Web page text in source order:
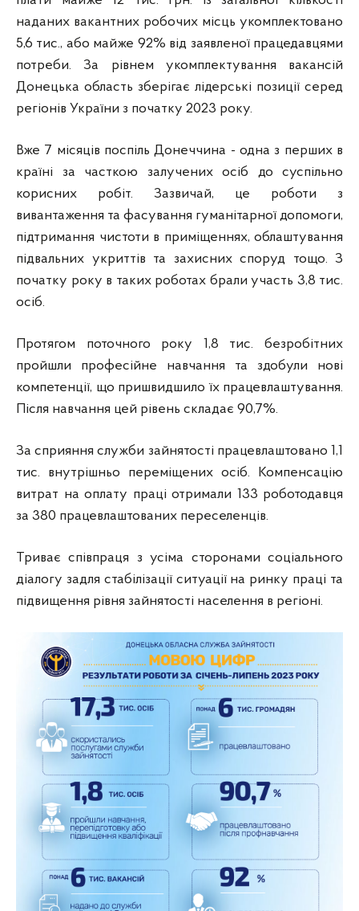
наданих вакантних робочих місць укомплектовано
5,6 тис., або майже 92% від заявленої працедавцями
потреби. За рівнем укомплектування вакансій
Донецька область зберігає лідерські позиції серед
регіонів України з початку 2023 року.
Вже 7 місяців поспіль Донеччина - одна з перших в
країні за часткою залучених осіб до суспільно
корисних робіт. Зазвичай, це роботи з
вивантаження та фасування гуманітарної допомоги,
підтримання чистоти в приміщеннях, облаштування
підвальних укриттів та захисних споруд тощо. З
початку року в таких роботах брали участь 3,8 тис.
осіб.
Протягом поточного року 1,8 тис. безробітних
пройшли професійне навчання та здобули нові
компетенції, що пришвидшило їх працевлаштування.
Після навчання цей рівень складає 90,7%.
За сприяння служби зайнятості працевлаштовано 1,1
тис. внутрішньо переміщених осіб. Компенсацію
витрат на оплату праці отримали 133 роботодавця
за 380 працевлаштованих переселенців.
Триває співпраця з усіма сторонами соціального
діалогу задля стабілізації ситуації на ринку праці та
підвищення рівня зайнятості населення в регіоні.